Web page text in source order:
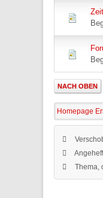
NACH OBEN
Homepage
Thema,